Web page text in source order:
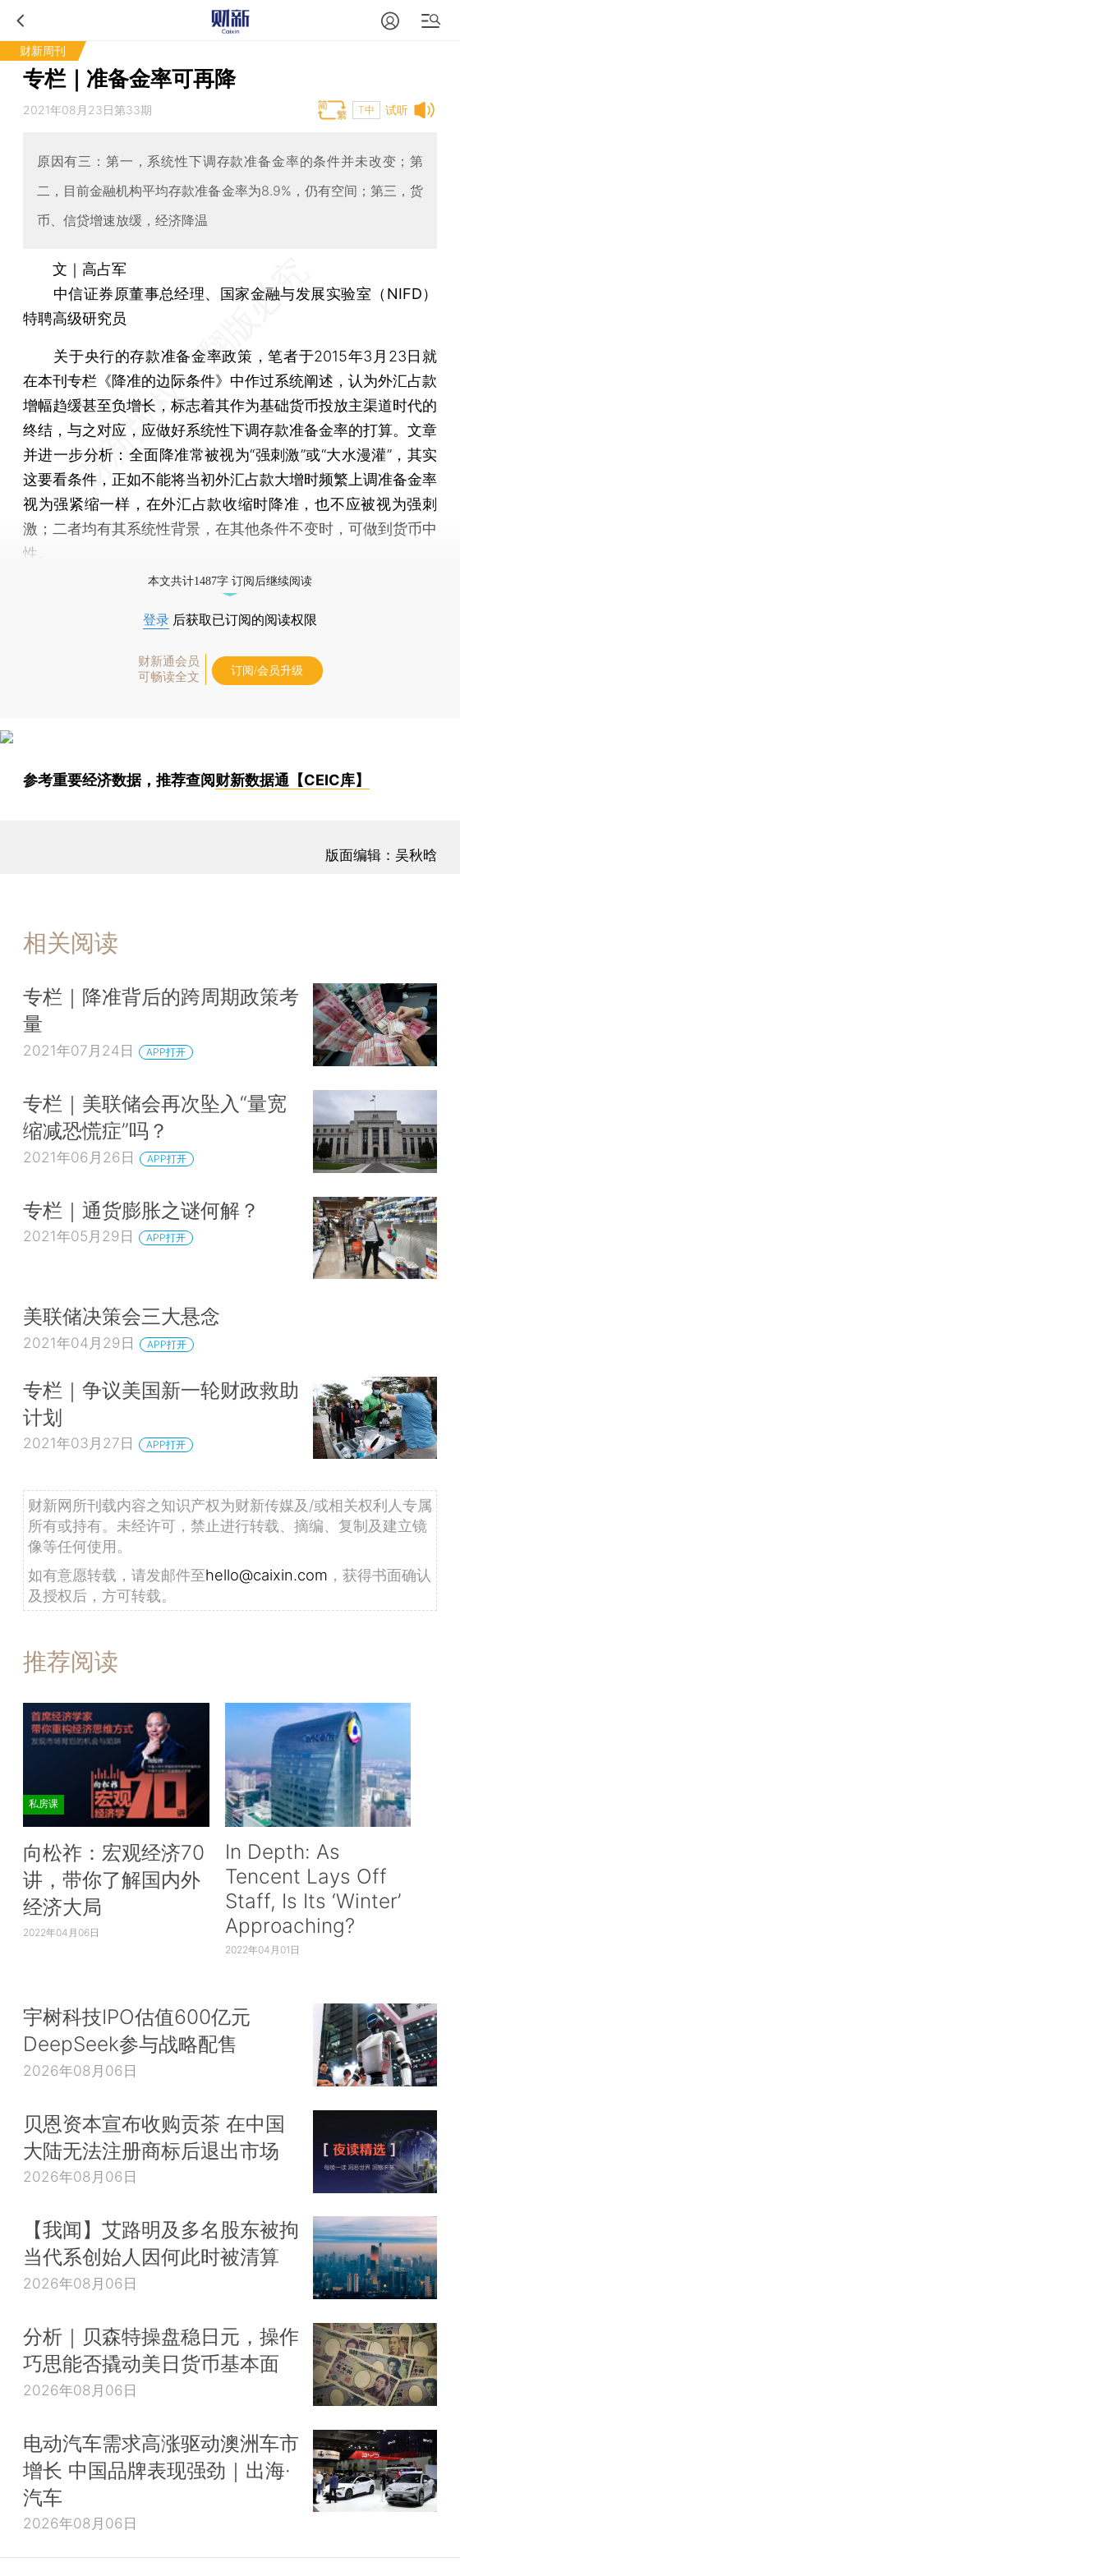
财新周刊
专栏｜准备金率可再降
试听
2021年08月23日第33期 T中
原因有三：第一，系统性下调存款准备金率的条件并未改变；第
二，目前金融机构平均存款准备金率为8.9%，仍有空间；第三，货
币、信贷增速放缓，经济降温
文｜高占军
中信证券原董事总经理、国家金融与发展实验室（NIFD）
特聘高级研究员
关于央行的存款准备金率政策，笔者于2015年3月23日就
在本刊专栏《降准的边际条件》中作过系统阐述，认为外汇占款
增幅趋缓甚至负增长，标志着其作为基础货币投放主渠道时代的
终结，与之对应，应做好系统性下调存款准备金率的打算。文章
并进一步分析：全面降准常被视为“强刺激”或“大水漫灌”，其实
这要看条件，正如不能将当初外汇占款大增时频繁上调准备金率
视为强紧缩一样，在外汇占款收缩时降准，也不应被视为强刺
激；二者均有其系统性背景，在其他条件不变时，可做到货币中
性。
本文共计1487字 订阅后继续阅读
登录 后获取已订阅的阅读权限
财新通会员
可畅读全文
订阅/会员升级
参考重要经济数据，推荐查阅财新数据通【CEIC库】
版面编辑：吴秋晗
相关阅读
专栏｜降准背后的跨周期政策考
量
2021年07月24日 APP打开
专栏｜美联储会再次坠入“量宽
缩减恐慌症”吗？
2021年06月26日 APP打开
专栏｜通货膨胀之谜何解？
2021年05月29日 APP打开
美联储决策会三大悬念
2021年04月29日 APP打开
专栏｜争议美国新一轮财政救助
计划
2021年03月27日 APP打开
财新网所刊载内容之知识产权为财新传媒及/或相关权利人专属
所有或持有。未经许可，禁止进行转载、摘编、复制及建立镜
像等任何使用。
如有意愿转载，请发邮件至hello@caixin.com ，获得书面确认
及授权后，方可转载。
推荐阅读
私房课
向松祚：宏观经济70
讲，带你了解国内外
经济大局
2022年04月06日
In Depth: As
Tencent Lays Off
Staff, Is Its ‘Winter’
Approaching?
2022年04月01日
宇树科技IPO估值600亿元
DeepSeek参与战略配售
2026年08月06日
贝恩资本宣布收购贡茶 在中国
大陆无法注册商标后退出市场
2026年08月06日
【我闻】艾路明及多名股东被拘
当代系创始人因何此时被清算
2026年08月06日
分析｜贝森特操盘稳日元，操作
巧思能否撬动美日货币基本面
2026年08月06日
电动汽车需求高涨驱动澳洲车市
增长 中国品牌表现强劲｜出海·
汽车
2026年08月06日